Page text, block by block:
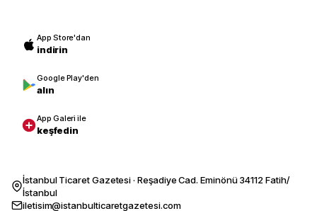
App Store'dan
indirin
Google Play'den
alın
App Galeri ile
keşfedin
İstanbul Ticaret Gazetesi · Reşadiye Cad. Eminönü 34112 Fatih/
İstanbul
iletisim@istanbulticaretgazetesi.com